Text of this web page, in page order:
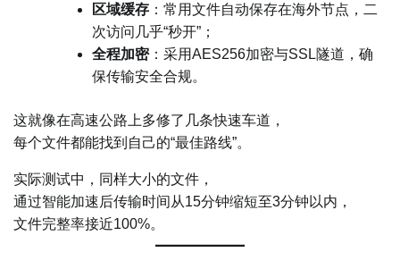
区域缓存 ：常用文件自动保存在海外节点，二
次访问几乎“秒开”；
全程加密：采用AES256加密与SSL隧道，确
保传输安全合规。
这就像在高速公路上多修了几条快速车道，
每个文件都能找到自己的“最佳路线”。
实际测试中，同样大小的文件，
通过智能加速后传输时间从15分钟缩短至3分钟以内，
文件完整率接近100%。